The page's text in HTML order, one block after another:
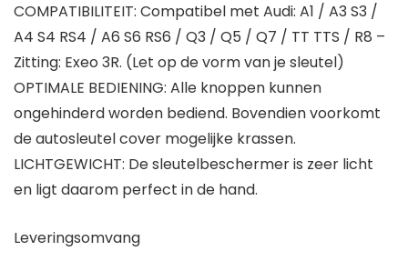
COMPATIBILITEIT: Compatibel met Audi: A1 / A3 S3 /
A4 S4 RS4 / A6 S6 RS6 / Q3 / Q5 / Q7 / TT TTS / R8 –
Zitting: Exeo 3R. (Let op de vorm van je sleutel)
OPTIMALE BEDIENING: Alle knoppen kunnen
ongehinderd worden bediend. Bovendien voorkomt
de autosleutel cover mogelijke krassen.
LICHTGEWICHT: De sleutelbeschermer is zeer licht
en ligt daarom perfect in de hand.
Leveringsomvang